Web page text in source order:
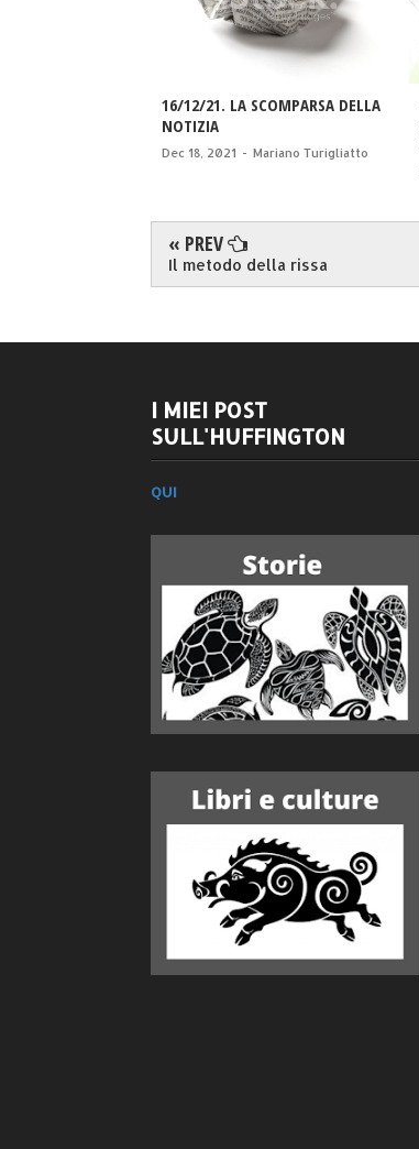
16/12/21. LA SCOMPARSA DELLA
NOTIZIA
Dec 18, 2021 - Mariano Turigliatto
« PREV
Il metodo della rissa
I MIEI POST
SULL'HUFFINGTON
QUI